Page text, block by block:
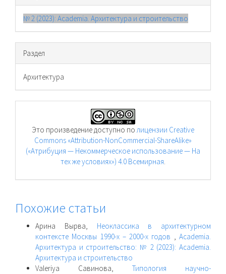
№ 2 (2023): Academia. Архитектура и строительство
Раздел
Архитектура
Это произведение доступно полицензии Creative
Commons «Attribution-NonCommercial-ShareAlike»
(«Атрибуция — Некоммерческое использование — На
тех же условиях») 4.0 Всемирная.
Похожие статьи
Арина Вырва, Неоклассика в архитектурном
контексте Москвы 1990-х – 2000-х годов ,Academia.
Архитектура и строительство: № 2 (2023): Academia.
Архитектура и строительство
Valeriya Савинова, Типология научно-